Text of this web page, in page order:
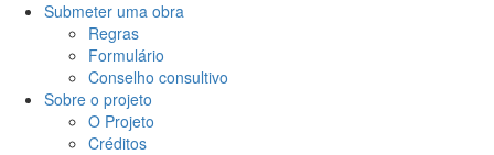
Submeter uma obra
Regras
Formulário
Conselho consultivo
Sobre o projeto
O Projeto
Créditos